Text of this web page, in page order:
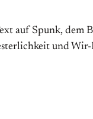
auf Spunk, dem
und Wir-